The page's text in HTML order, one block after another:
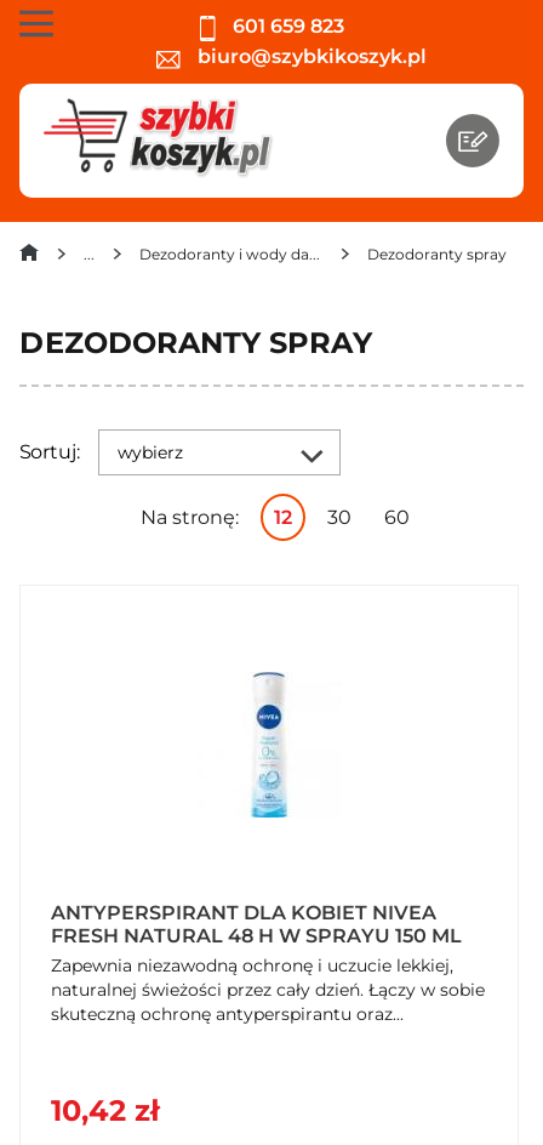
601 659 823
biuro@szybkikoszyk.pl
Dezodoranty i wody damskie Dezodoranty spray
DEZODORANTY SPRAY
Sortuj: wybierz
Na stronę: 12 30 60
ANTYPERSPIRANT DLA KOBIET NIVEA
FRESH NATURAL 48 H W SPRAYU 150 ML
Zapewnia niezawodną ochronę i uczucie lekkiej,
naturalnej świeżości przez cały dzień. Łączy w sobie
skuteczną ochronę antyperspirantu oraz...
10,42 zł